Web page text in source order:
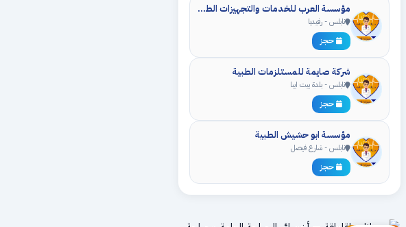
مؤسسة العرب للخدمات والتجهيزات الطبية
نابلس - رفيديا
حجز
شركة صايمة للمستلزمات الطبية
نابلس - بلدة بيت ايبا
حجز
مؤسسة ابو حشيش الطبية
نابلس - شارع فيصل
حجز